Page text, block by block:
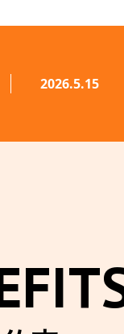
2026.5.15